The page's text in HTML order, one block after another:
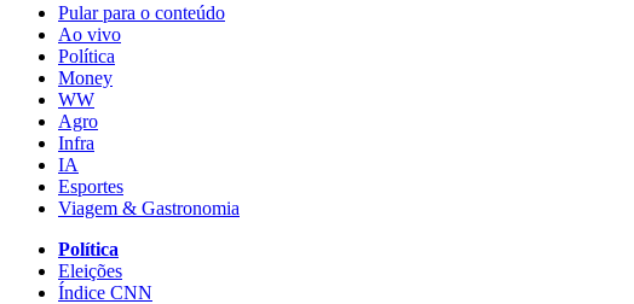
Pular para o conteúdo
Ao vivo
Política
Money
WW
Agro
Infra
IA
Esportes
Viagem & Gastronomia
Política
Eleições
Índice CNN